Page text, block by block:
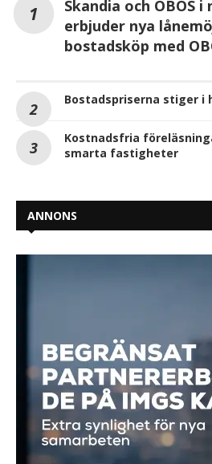
Skandia och OBOS
erbjuder nya
bostadsköp med
Bostadspriserna stiger i
Kostnadsfria
smarta fastigheter
ANNONS